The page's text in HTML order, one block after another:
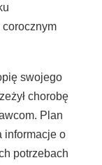
swojego
chorobę
Plan
informacje o
potrzebach